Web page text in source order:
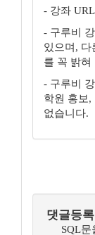
- 강좌
- 구루비
있으며, 다
를 꼭 밝혀
- 구루비
학원 홍보,
없습니다.
댓글등록
SQL